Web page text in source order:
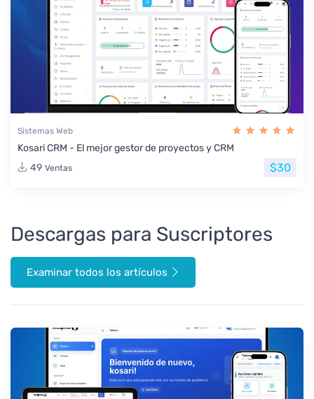
Sistemas Web
Kosari CRM - El mejor gestor de proyectos y CRM
49 Ventas $30
Descargas para Suscriptores
Examinar todos los artículos